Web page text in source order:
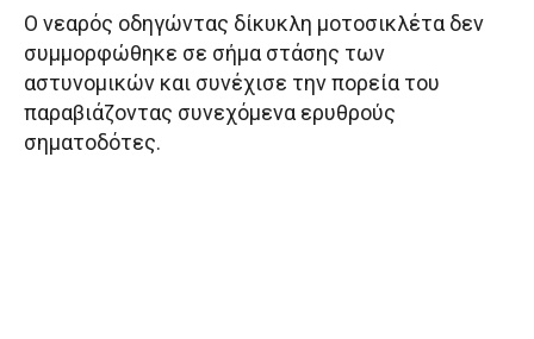
Ο νεαρός οδηγώντας δίκυκλη μοτοσικλέτα δεν
συμμορφώθηκε σε σήμα στάσης των
αστυνομικών και συνέχισε την πορεία του
παραβιάζοντας συνεχόμενα ερυθρούς
σηματοδότες.